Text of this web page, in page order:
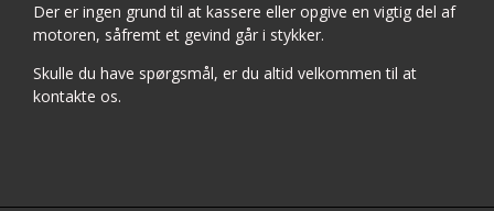
Der er ingen grund til at kassere eller opgive en vigtig del af
motoren, såfremt et gevind går i stykker.
Skulle du have spørgsmål, er du altid velkommen til at
kontakte os.